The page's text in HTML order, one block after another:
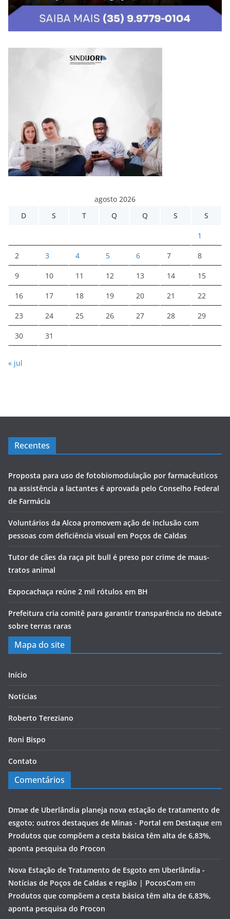
agosto 2026
D
S T Q Q S S
1
2 3 4 5 6 7 8
9 10 11 12 13 14 15
16 17 18 19 20 21 22
23 24 25 26 27 28 29
30 31
« jul
Recentes
Proposta para uso de fotobiomodulação por farmacêuticos
na assistência a lactantes é aprovada pelo Conselho Federal
de Farmácia
Voluntários da Alcoa promovem ação de inclusão com
pessoas com deficiência visual em Poços de Caldas
Tutor de cães da raça pit bull é preso por crime de maus-
tratos animal
Expocachaça reúne 2 mil rótulos em BH
Prefeitura cria comitê para garantir transparência no debate
sobre terras raras
Mapa do site
Início
Notícias
Roberto Tereziano
Roni Bispo
Contato
Comentários
Dmae de Uberlândia planeja nova estação de tratamento de
esgoto; outros destaques de Minas - Portal em Destaque em
Produtos que compõem a cesta básica têm alta de 6,83%,
aponta pesquisa do Procon
Nova Estação de Tratamento de Esgoto em Uberlândia -
Notícias de Poços de Caldas e região | PocosCom em
Produtos que compõem a cesta básica têm alta de 6,83%,
aponta pesquisa do Procon